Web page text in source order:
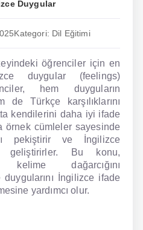
Duygular
Kategori: Dil Eğitimi
öğrenciler için en
duygular (feelings)
hem duyguların
de Türkçe karşılıklarını
kendilerini daha iyi ifade
örnek cümleler sayesinde
pekiştirir ve İngilizce
geliştirirler. Bu konu,
dağarcığını
İngilizce ifade
yardımcı olur.